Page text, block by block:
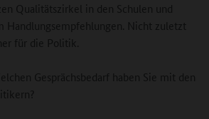
Qualitätszirkel in den Schulen und
Handlungsempfehlungen. Nicht zuletzt
für die Politik.
Gesprächsbedarf haben Sie mit den